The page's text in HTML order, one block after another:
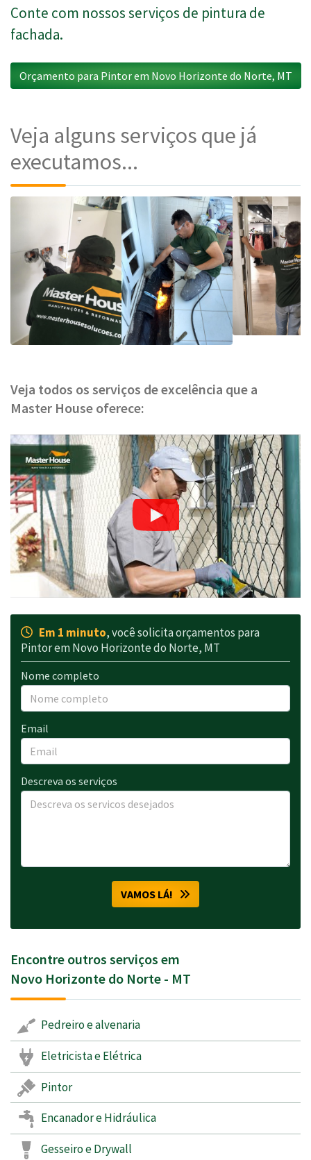
Conte com nossos serviços de pintura de
fachada.
Orçamento para Pintor em Novo Horizonte do Norte, MT
Veja alguns serviços que já
executamos...
Veja todos os serviços de excelência que a
Master House oferece:
Em 1 minuto, você solicita orçamentos para
Pintor em Novo Horizonte do Norte, MT
Nome completo
Email
Descreva os serviços
VAMOS LÁ!
Encontre outros serviços em
Novo Horizonte do Norte - MT
Pedreiro e alvenaria
Eletricista e Elétrica
Pintor
Encanador e Hidráulica
Gesseiro e Drywall